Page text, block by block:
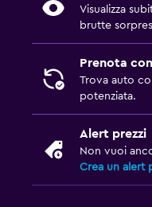
Visualizza
brutte
Prenota
Trova auto
potenziata.
Alert prezzi
Non vuoi
Crea un alert